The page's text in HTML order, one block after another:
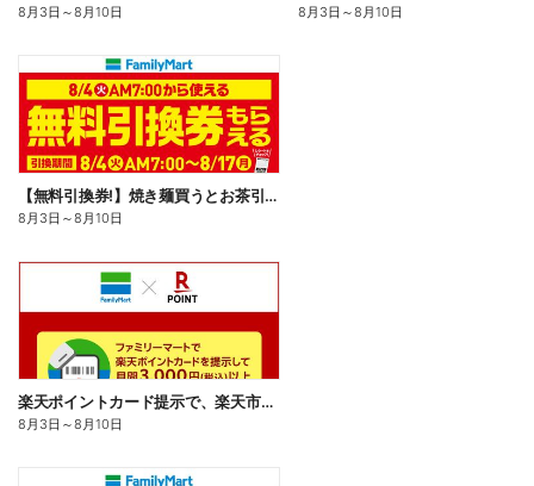
8月3日 ～8月10日 8月3日 ～8月10日
【無料引換券!】焼き麺買うとお茶引換券貰える!
8月3日 ～8月10日
楽天ポイントカード提示で、楽天市場でのお買い物がおトクに!
8月3日 ～8月10日